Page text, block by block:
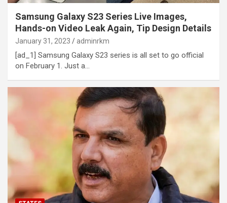
Samsung Galaxy S23 Series Live Images,
Hands-on Video Leak Again, Tip Design Details
January 31, 2023 adminrkm
[ad_1] Samsung Galaxy S23 series is all set to go official
on February 1. Just a…